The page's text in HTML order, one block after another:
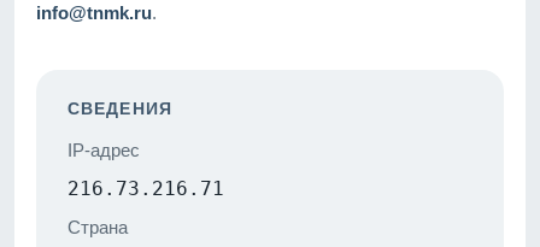
info@tnmk.ru.
СВЕДЕНИЯ
IP-адрес
216.73.216.71
Страна